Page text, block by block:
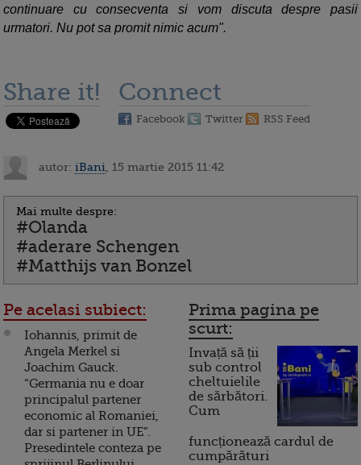
continuare cu consecventa si vom discuta despre pasii
urmatori. Nu pot sa promit nimic acum".
Share it! Connect
Facebook Twitter RSS Feed
autor: iBani , 15 martie 2015 11:42
Mai multe despre:
#Olanda
#aderare Schengen
#Matthijs van Bonzel
Pe acelasi subiect:
Iohannis, primit de
Angela Merkel si
Joachim Gauck.
“Germania nu e doar
principalul partener
economic al Romaniei,
dar si partener in UE”.
Presedintele conteza pe
Prima pagina pe
scurt:
Invață să ții
sub control
cheltuielile
de sărbători.
Cum
funcționează cardul de
cumpărături